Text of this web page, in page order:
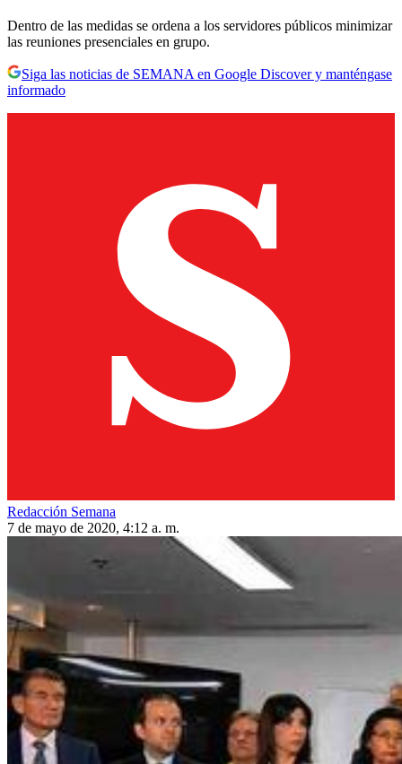
Dentro de las medidas se ordena a los servidores públicos minimizar
las reuniones presenciales en grupo.
Siga las noticias de SEMANA en Google Discover y manténgase
informado
Redacción Semana
7 de mayo de 2020, 4:12 a. m.